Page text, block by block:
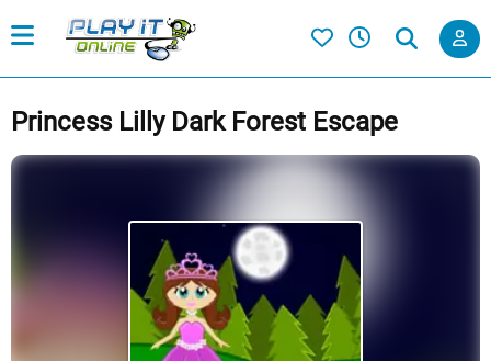
Princess Lilly Dark Forest Escape